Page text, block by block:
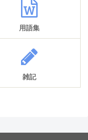
用語集
雑記